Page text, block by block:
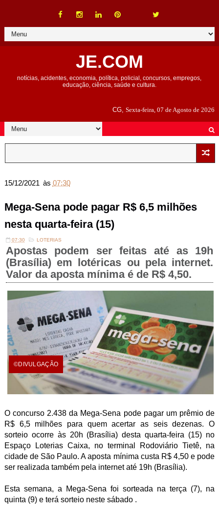
JE.COM
notícias, acidentes, economia, política, policial, concursos, empregos,
educação, ciência, saúde e cultura.
CG,Sexta-feira, 07 de Agosto de 2026
15/12/2021 às 07:30
Mega-Sena pode pagar R$ 6,5 milhões
nesta quarta-feira (15)
07:30 LOTERIAS
Apostas podem ser feitas até as 19h
(Brasília) em lotéricas ou pela internet.
Valor da aposta mínima é de R$ 4,50.
©DIVULGAÇÃO
O concurso 2.438 da Mega-Sena pode pagar um prêmio de
R$ 6,5 milhões para quem acertar as seis dezenas. O
sorteio ocorre às 20h (Brasília) desta quarta-feira (15) no
Espaço Loterias Caixa, no terminal Rodoviário Tietê, na
cidade de São Paulo. A aposta mínima custa R$ 4,50 e pode
ser realizada também pela internet até 19h (Brasília).
Esta semana, a Mega-Sena foi sorteada na terça (7), na
quinta (9) e terá sorteio neste sábado .